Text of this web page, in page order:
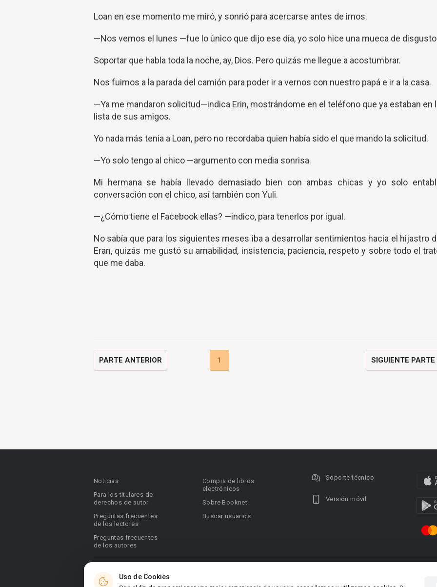
Loan en ese momento me miró, y sonrió para acercarse antes de irnos.
—Nos vemos el lunes —fue lo único que dijo ese día, yo solo hice una mueca de
Soportar que habla toda la noche, ay, Dios. Pero quizás me llegue a acostumbrar.
Nos fuimos a la parada del camión para poder ir a vernos con nuestro papá e ir a la casa.
—Ya me mandaron solicitud—indica Erin, mostrándome en el teléfono que ya estaban en
lista de sus amigos.
Yo nada más tenía a Loan, pero no recordaba quien había sido el que mando la solicitud.
—Yo solo tengo al chico —argumento con media sonrisa.
Mi hermana se había llevado demasiado bien con ambas chicas y yo solo
conversación con el chico, así también con Yuli.
—¿Cómo tiene el Facebook ellas? —indico, para tenerlos por igual.
No sabía que para los siguientes meses iba a desarrollar sentimientos hacia el hijastro
Eran, quizás me gustó su amabilidad, insistencia, paciencia, respeto y sobre todo el
que me daba.
PARTE ANTERIOR 1 SIGUIENTE PARTE
Uso de Cookies
Noticias
Para los titulares de
derechos de autor
Preguntas frecuentes
de los lectores
Preguntas frecuentes
de los autores
Compra de libros
electrónicos
Sobre Booknet
Buscar usuarios
Soporte técnico
Versión móvil
© 2026 Booknet. Todos los derechos reservados.